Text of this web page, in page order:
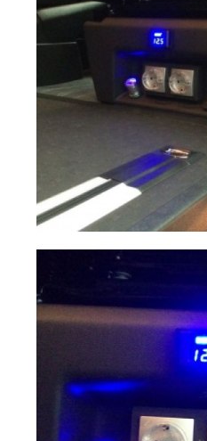
Doble batería y
toma de 220V